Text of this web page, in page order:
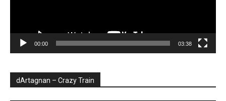
00:00 03:38
dArtagnan – Crazy Train